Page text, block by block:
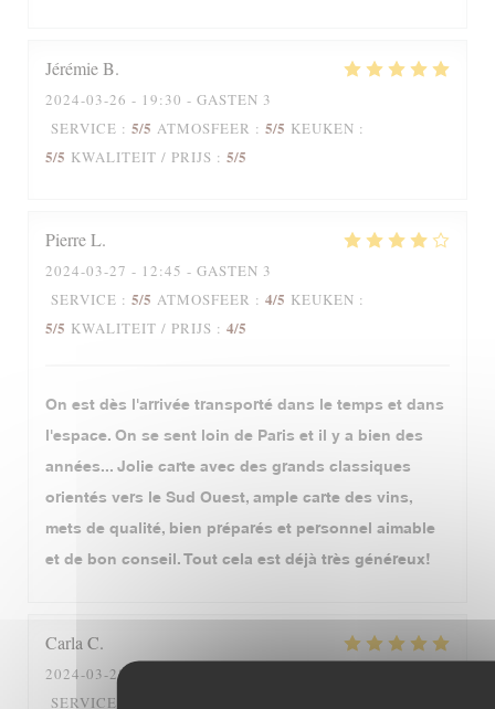
JérémieB
2024-03-26 - 19:30 - GASTEN 3
SERVICE : 5/5 ATMOSFEER : 5/5 KEUKEN :
5/5 KWALITEIT / PRIJS : 5/5
PierreL
2024-03-27 - 12:45 - GASTEN 3
SERVICE : 5/5 ATMOSFEER : 4/5 KEUKEN :
5/5 KWALITEIT / PRIJS : 4/5
On est dès l'arrivée transporté dans le temps et dans
l'espace. On se sent loin de Paris et il y a bien des
années... Jolie carte avec des grands classiques
orientés vers le Sud Ouest, ample carte des vins,
mets de qualité, bien préparés et personnel aimable
et de bon conseil. Tout cela est déjà très généreux!
CarlaC
2024-03-28
SERVICE